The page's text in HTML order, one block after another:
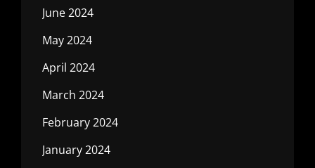
June 2024
May 2024
April 2024
March 2024
February 2024
January 2024